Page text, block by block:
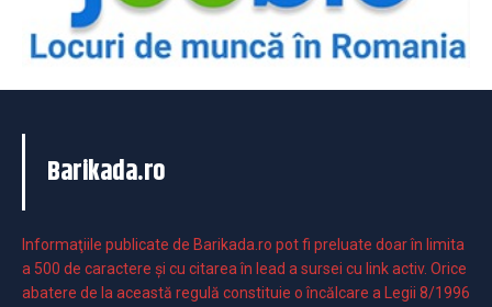
Barikada.ro
Informaţiile publicate de Barikada.ro pot fi preluate doar în limita
a 500 de caractere şi cu citarea în lead a sursei cu link activ. Orice
abatere de la această regulă constituie o încălcare a Legii 8/1996